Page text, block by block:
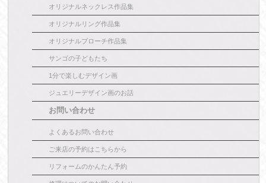
オリジナルネックレス作品集
オリジナルリング作品集
オリジナルブローチ作品集
サンゴの子どもたち
1分で楽しむデザイン画
ジュエリーデザイン画のお話
お問い合わせ
よくあるお問い合わせ
ご来店の予約はこちらから
リフォームのかんたん予約